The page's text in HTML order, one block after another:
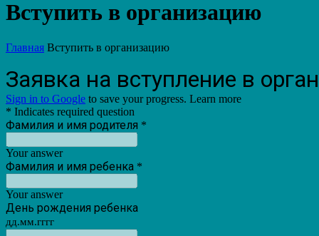
Вступить в организацию
Главная Вступить в организацию